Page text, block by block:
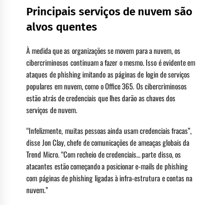
Principais serviços de nuvem são
alvos quentes
À medida que as organizações se movem para a nuvem, os
cibercriminosos continuam a fazer o mesmo. Isso é evidente em
ataques de phishing imitando as páginas de login de serviços
populares em nuvem, como o Office 365. Os cibercriminosos
estão atrás de credenciais que lhes darão as chaves dos
serviços de nuvem.
“Infelizmente, muitas pessoas ainda usam credenciais fracas”,
disse Jon Clay, chefe de comunicações de ameaças globais da
Trend Micro. “Com recheio de credenciais… parte disso, os
atacantes estão começando a posicionar e-mails de phishing
com páginas de phishing ligadas à infra-estrutura e contas na
nuvem.”